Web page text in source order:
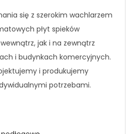
się z szerokim wachlarzem
płyt spieków
jak i na zewnątrz
i budynkach komercyjnych.
i produkujemy
potrzebami.